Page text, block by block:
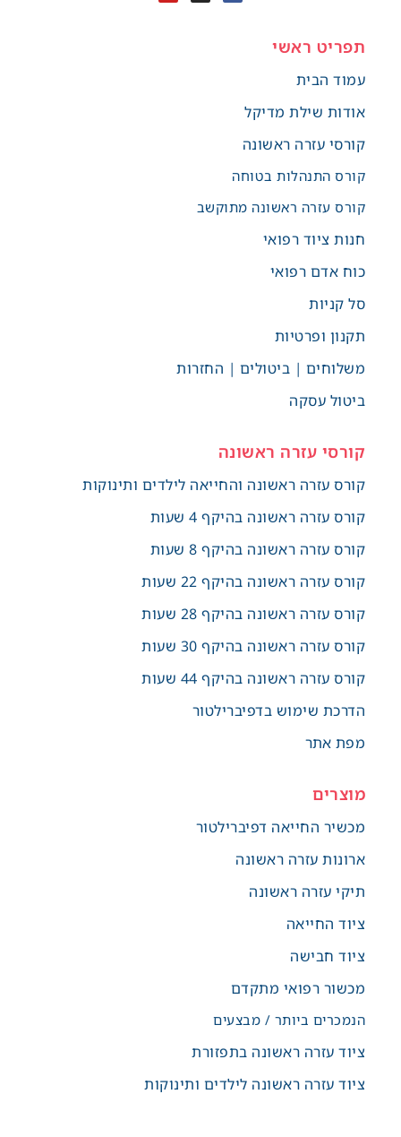
תפריט ראשי
עמוד הבית
אודות שילת מדיקל
קורסי עזרה ראשונה
קורס התנהלות בטוחה
קורס עזרה ראשונה מתוקשב
חנות ציוד רפואי
כוח אדם רפואי
סל קניות
תקנון ופרטיות
משלוחים | ביטולים | החזרות
ביטול עסקה
קורסי עזרה ראשונה
קורס עזרה ראשונה והחייאה לילדים ותינוקות
קורס עזרה ראשונה בהיקף 4 שעות
קורס עזרה ראשונה בהיקף 8 שעות
קורס עזרה ראשונה בהיקף 22 שעות
קורס עזרה ראשונה בהיקף 28 שעות
קורס עזרה ראשונה בהיקף 30 שעות
קורס עזרה ראשונה בהיקף 44 שעות
הדרכת שימוש בדפיברילטור
מפת אתר
מוצרים
מכשיר החייאה דפיברילטור
ארונות עזרה ראשונה
תיקי עזרה ראשונה
ציוד החייאה
ציוד חבישה
מכשור רפואי מתקדם
הנמכרים ביותר / מבצעים
ציוד עזרה ראשונה בתפזורת
ציוד עזרה ראשונה לילדים ותינוקות